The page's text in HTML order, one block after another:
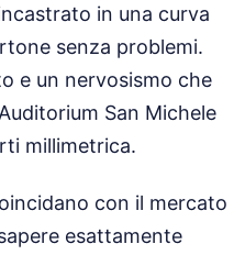
in una curva
senza problemi.
e un nervosismo che
San Michele
millimetrica.
con il mercato
esattamente